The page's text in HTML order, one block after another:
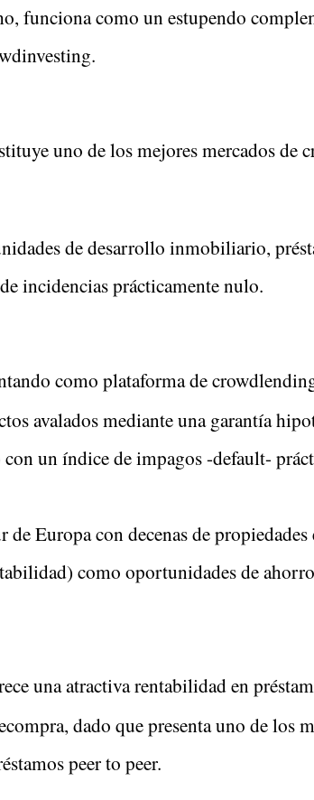
funciona como un estupendo
uno de los mejores mercados
de desarrollo inmobiliario,
incidencias prácticamente nulo.
como plataforma de
avalados mediante una garantía
un índice de impagos -default-
Europa con decenas de
como oportunidades de
una atractiva rentabilidad en
dado que presenta uno de
peer to peer.